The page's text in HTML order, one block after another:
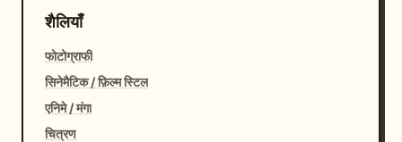
शैलियाँ
फोटोग्राफी
सिनेमैटिक / फ़िल्म स्टिल
एनिमे / मंगा
चित्रण